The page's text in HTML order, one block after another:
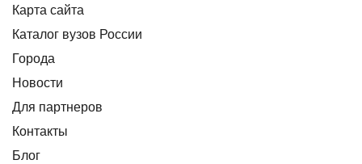
Карта сайта
Каталог вузов России
Города
Новости
Для партнеров
Контакты
Блог